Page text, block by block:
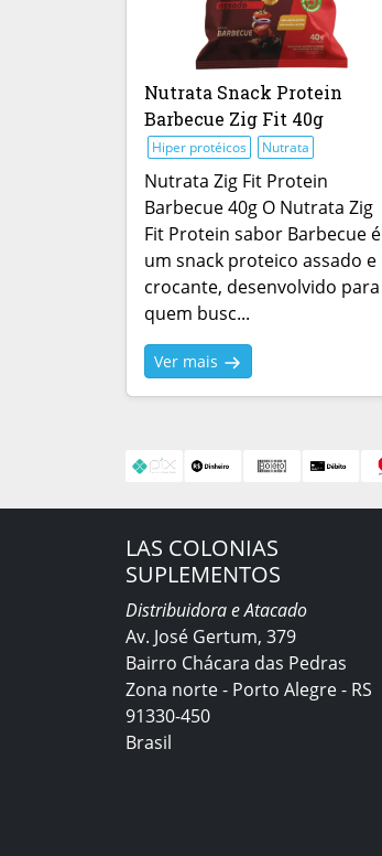
Nutrata Snack Protein
Barbecue Zig Fit 40g
Hiper protéicos Nutrata
Nutrata Zig Fit Protein
Barbecue 40g O Nutrata Zig
Fit Protein sabor Barbecue é
um snack proteico assado e
crocante, desenvolvido para
quem busc...
Ver mais
LAS COLONIAS
SUPLEMENTOS
Distribuidora e Atacado
Av. José Gertum, 379
Bairro Chácara das Pedras
Zona norte - Porto Alegre - RS
91330-450
Brasil